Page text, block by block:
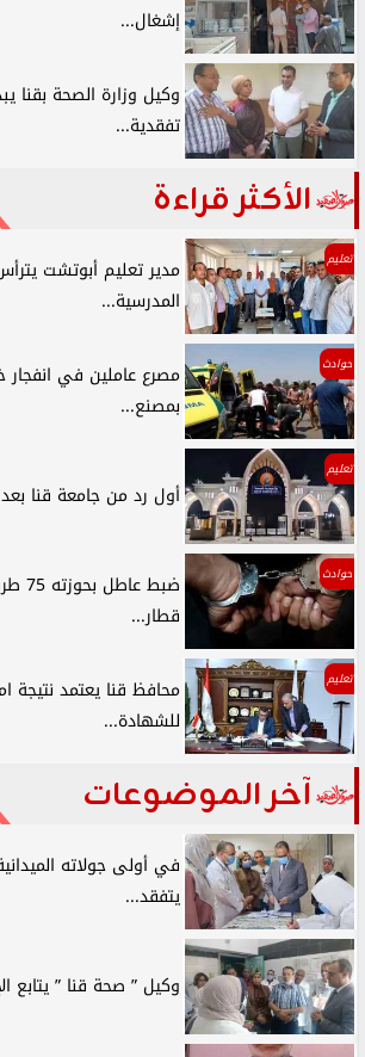
إشغال...
وكيل وزارة الصحة بقنا
تفقدية...
الأكثر قراءة
تعليم
مدير تعليم أبوتشت
المدرسية...
حوادث
مصرع عاملين في انفجار
بمصنع...
تعليم
أول رد من جامعة قنا
حوادث
ضبط
قطار...
تعليم
محافظ قنا يعتمد نتيجة
للشهادة...
آخر الموضوعات
في أولى جولاته
يتفقد...
وكيل ” صحة قنا ” يتابع